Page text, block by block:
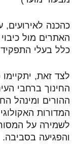
כהכנה
האתרים מול
כלל בעלי
לצד זאת, יתקיימו
החינוך ברחבי
ההורים ומינהל
המדורות
לשמירה על
והפגיעה בסביבה.